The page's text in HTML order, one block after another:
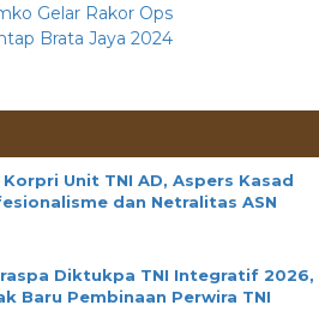
Gelar Rakor Ops
Brata Jaya 2024
Unit TNI AD, Aspers Kasad
dan Netralitas ASN
Diktukpa TNI Integratif 2026,
Baru Pembinaan Perwira TNI